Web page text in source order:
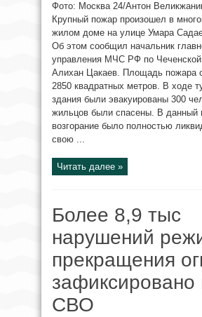
Фото: Москва 24/Антон
Крупный пожар произошел в
жилом доме на улице Умара
Об этом сообщил начальник
управления МЧС РФ по Чеченской
Алихан Цакаев. Площадь пожара
2850 квадратных метров. В ходе
здания были эвакуированы 300
жильцов были спасены. В данный
возгорание было полностью
свою ...
Читать далее »
Более 8,9 тыс
нарушений
прекращения
зафиксировано
СВО